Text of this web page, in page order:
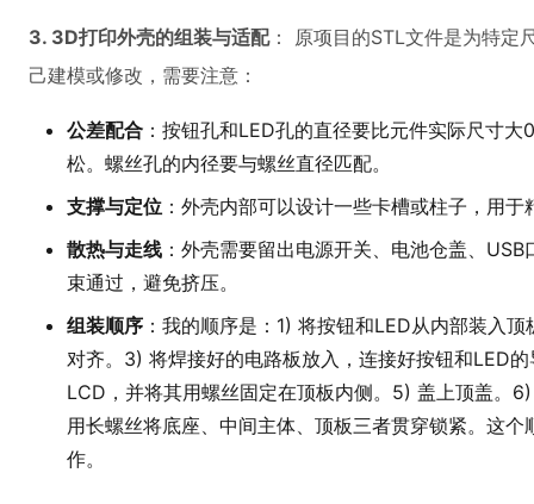
3. 3D打印外壳的组装与适配： 原项目的STL文件是为特定
己建模或修改，需要注意：
公差配合 ：按钮孔和LED孔的直径要比元件实际尺寸
松。螺丝孔的内径要与螺丝直径匹配。
支撑与定位 ：外壳内部可以设计一些卡槽或柱子，用
散热与走线 ：外壳需要留出电源开关、电池仓盖、
束通过，避免挤压。
组装顺序 ：我的顺序是：1) 将按钮和LED从内部装入
对齐。3) 将焊接好的电路板放入，连接好按钮和LED
LCD，并将其用螺丝固定在顶板内侧。5) 盖上顶盖。
用长螺丝将底座、中间主体、顶板三者贯穿锁紧。这
作。